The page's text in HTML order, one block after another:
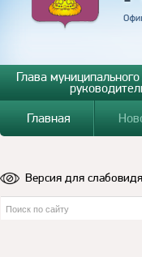
Глава
Главная
Версия для